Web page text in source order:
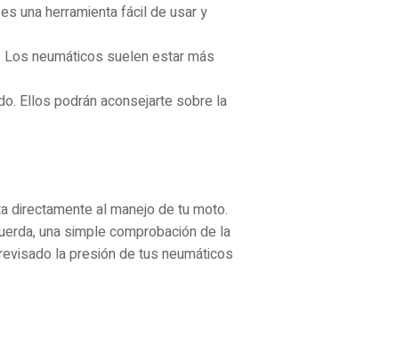
una herramienta fácil de usar y
neumáticos suelen estar más
Ellos podrán aconsejarte sobre la
directamente al manejo de tu moto.
una simple comprobación de la
la presión de tus neumáticos